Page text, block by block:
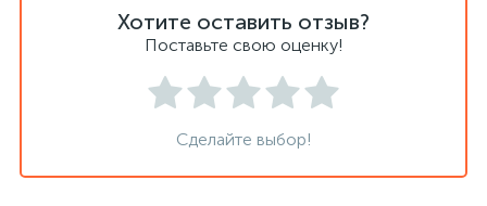
Хотите оставить отзыв?
Поставьте свою оценку!
Сделайте выбор!